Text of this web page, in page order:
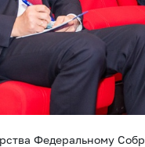
Федеральному